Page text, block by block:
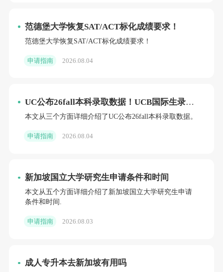
范德堡大学恢复SAT/ACT标化成绩要求！
范德堡大学恢复SAT/ACT标化成绩要求！
申请指南 2026.08.04
UC公布26fall本科录取数据！UCB国际生录取
率跌至5.4%，UCLA扩招明显
本文从三个方面详细介绍了UC公布26fall本科录取数据。
申请指南 2026.08.04
新加坡国立大学研究生申请条件和时间
本文从五个方面详细介绍了新加坡国立大学研究生申请
条件和时间.
申请指南 2026.08.03
成人专升本去新加坡有用吗